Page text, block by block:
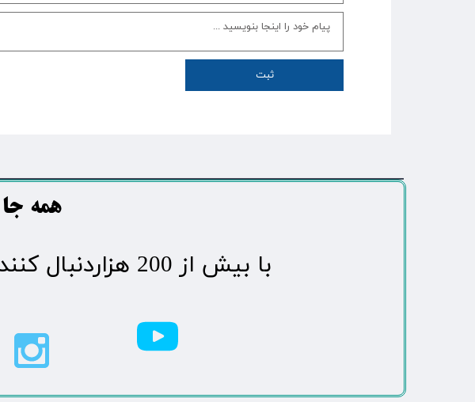
ثبت
​​​همه جا
​با بیش از 200 هزاردنبال کننده محبوب ترین رسانه مردمی شهر مهاباد​​​​​​​​​​​​​​